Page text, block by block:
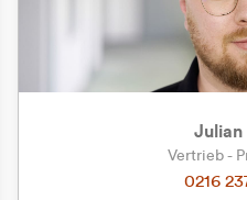
Julian
Vertrieb -
0216